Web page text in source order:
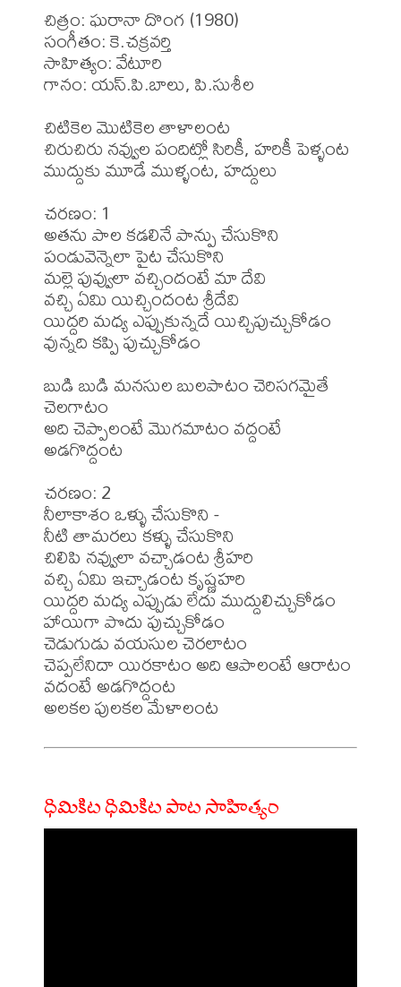
చిత్రం: ఘరానా దొంగ (1980)
సంగీతం: కె.చక్రవర్తి
సాహిత్యం: వేటూరి
గానం: యస్.పి.బాలు, పి.సుశీల
చిటికెల మొటికెల తాళాలంట
చిరుచిరు నవ్వుల పందిట్లో సిరికీ, హరికీ పెళ్ళంట
ముద్దుకు మూడే ముళ్ళంట, హద్దులు
చరణం: 1
అతను పాల కడలినే పాన్పు చేసుకొని
పండువెన్నెలా పైట చేసుకొని
మల్లె పువ్వులా వచ్చిందంటే మా దేవి
వచ్చి ఏమి యిచ్చిందంట శ్రీదేవి
యిద్దరి మధ్య ఎప్పుకున్నదే యిచ్చిపుచ్చుకోడం
వున్నది కప్పి పుచ్చుకోడం
బుడి బుడి మనసుల బులపాటం చెరిసగమైతే
చెలగాటం
అది చెప్పాలంటే మొగమాటం వద్దంటే
అడగొద్దంట
చరణం: 2
నీలాకాశం ఒళ్ళు చేసుకొని -
నీటి తామరలు కళ్ళు చేసుకొని
చిలిపి నవ్వులా వచ్చాడంట శ్రీహరి
వచ్చి ఏమి ఇచ్చాడంట కృష్ణహరి
యిద్దరి మధ్య ఎప్పుడు లేదు ముద్దులిచ్చుకోడం
హాయిగా పొదు పుచ్చుకోడం
చెడుగుడు వయసుల చెరలాటం
చెప్పలేనిదా యిరకాటం అది ఆపాలంటే ఆరాటం
వదంటే అడగొద్దంట
ధిమికిట ధిమికిట పాట సాహిత్యం